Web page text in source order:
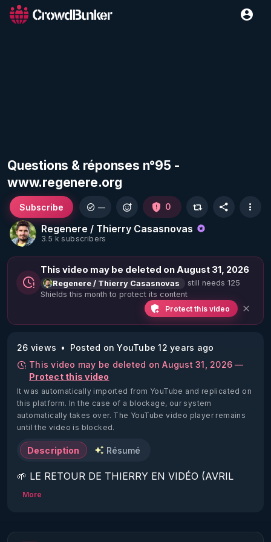
Questions & réponses n°95 -
www.regenere.org
Regenere / Thierry Casasnovas
3.5 k subscribers
Subscribe — 0
This video may be deleted on August 31, 2026
Regenere / Thierry Casasnovas
still needs 125
Shields this month to protect its content
Protect this video
26 views
Posted on YouTube 12 years ago
This video may be deleted on August 31, 2026 —
Protect this video
It was automatically imported from YouTube and replicated on
this platform. In the case of a blockage, our system
automatically takes over. The YouTube video player remains
until the video is blocked.
Description Résumé
🌱 LE RETOUR DE THIERRY EN VIDÉO (AVRIL
2022)!
https://www.rgnr.fr/presentation.html
More